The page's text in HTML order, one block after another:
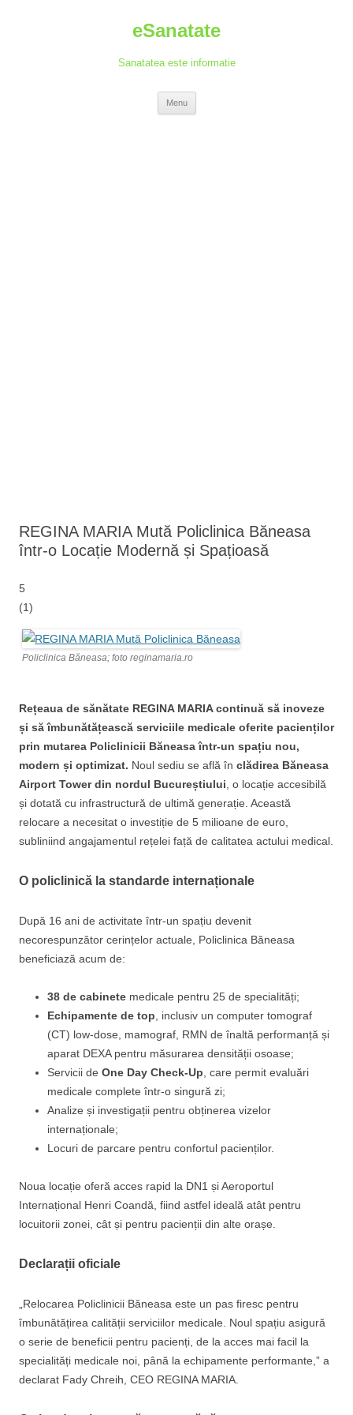
eSanatate
Sanatatea este informatie
Menu
REGINA MARIA Mută Policlinica Băneasa
într-o Locație Modernă și Spațioasă
5
(1)
Policlinica Băneasa; foto reginamaria.ro
Rețeaua de sănătate REGINA MARIA continuă să inoveze
și să îmbunătățească serviciile medicale oferite pacienților
prin mutarea Policlinicii Băneasa într-un spațiu nou,
modern și optimizat. Noul sediu se află în clădirea Băneasa
Airport Tower din nordul Bucureștiului , o locație accesibilă
și dotată cu infrastructură de ultimă generație. Această
relocare a necesitat o investiție de 5 milioane de euro,
subliniind angajamentul rețelei față de calitatea actului medical.
O policlinică la standarde internaționale
După 16 ani de activitate într-un spațiu devenit
necorespunzător cerințelor actuale, Policlinica Băneasa
beneficiază acum de:
38 de cabinete medicale pentru 25 de specialități;
Echipamente de top , inclusiv un computer tomograf
(CT) low-dose, mamograf, RMN de înaltă performanță și
aparat DEXA pentru măsurarea densității osoase;
Servicii de One Day Check-Up , care permit evaluări
medicale complete într-o singură zi;
Analize și investigații pentru obținerea vizelor
internaționale;
Locuri de parcare pentru confortul pacienților.
Noua locație oferă acces rapid la DN1 și Aeroportul
Internațional Henri Coandă, fiind astfel ideală atât pentru
locuitorii zonei, cât și pentru pacienții din alte orașe.
Declarații oficiale
„Relocarea Policlinicii Băneasa este un pas firesc pentru
îmbunătățirea calității serviciilor medicale. Noul spațiu asigură
o serie de beneficii pentru pacienți, de la acces mai facil la
specialități medicale noi, până la echipamente performante,” a
declarat Fady Chreih, CEO REGINA MARIA.